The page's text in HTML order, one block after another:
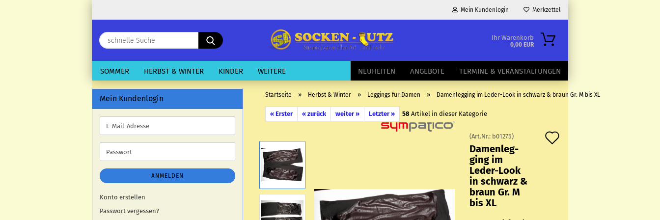
Mein Kundenlogin
Passwort
Merkzettel
schnelle
Suche
Ihr Warenkorb
0,00 EUR
SOMMER HERBST & WINTER KINDER NEUHEITEN ANGEBOTE TERMINE & VERANSTALTUNGEN
WEITERE
Startseite » Herbst & Winter » Leggings für Damen » Damenlegging im Leder-Look in schwarz & braun Gr. M bis XL
« Erster « zurück weiter » Letzter » 58 Artikel in dieser Kategorie
(Art.Nr.: b01275)
Da­men­leg­
ging im
Leder-​Look
in schwarz &
braun Gr. M
bis XL
Mein Kundenlogin
E-
Mail-
Adresse
Passwort
ANMELDEN
Konto erstellen
Passwort vergessen?